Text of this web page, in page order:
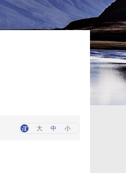
大 中 小